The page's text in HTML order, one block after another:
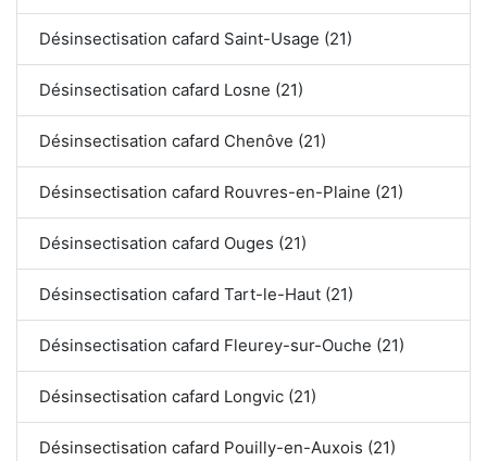
Désinsectisation cafard Saint-Usage (21)
Désinsectisation cafard Losne (21)
Désinsectisation cafard Chenôve (21)
Désinsectisation cafard Rouvres-en-Plaine (21)
Désinsectisation cafard Ouges (21)
Désinsectisation cafard Tart-le-Haut (21)
Désinsectisation cafard Fleurey-sur-Ouche (21)
Désinsectisation cafard Longvic (21)
Désinsectisation cafard Pouilly-en-Auxois (21)